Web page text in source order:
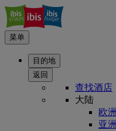
菜单
目的地
返回
查找酒店
大陆
欧洲
亚洲